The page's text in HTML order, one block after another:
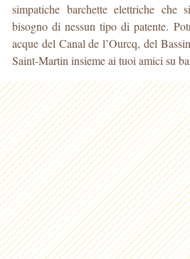
simpatiche barchette elettriche che
bisogno di nessun tipo di patente.
acque del Canal de l’Ourcq, del
Saint-Martin insieme ai tuoi amici su